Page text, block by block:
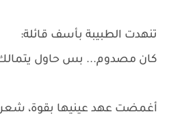
تنهدت الطبيبة بأسف قائلة:
كان مصدوم... بس حاول
أغمضت عهد عينيها بقوة،